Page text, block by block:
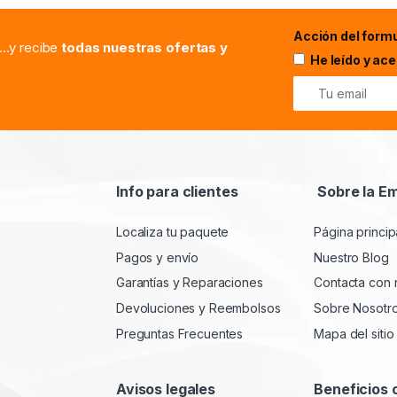
recibetodas nuestras ofertas y
Acción del
He leído y
Info para clientes
Localiza tu paquete
Pagos y envío
Garantías y Reparaciones
Devoluciones y Reembolsos
Preguntas Frecuentes
Sobre la
Página
Nuestro Blog
Contacta con
Sobre
Mapa del sitio
Avisos legales Beneficios